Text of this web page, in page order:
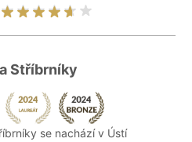
Stříbrníky
se nachází v Ústí